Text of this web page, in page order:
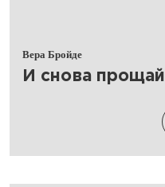
Вера Бройде
​И снова прощай